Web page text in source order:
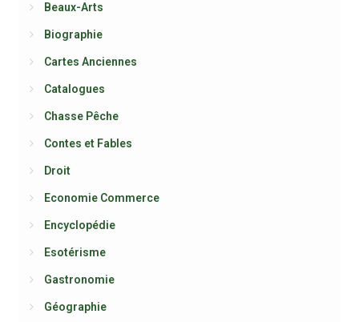
Beaux-Arts
Biographie
Cartes Anciennes
Catalogues
Chasse Pêche
Contes et Fables
Droit
Economie Commerce
Encyclopédie
Esotérisme
Gastronomie
Géographie